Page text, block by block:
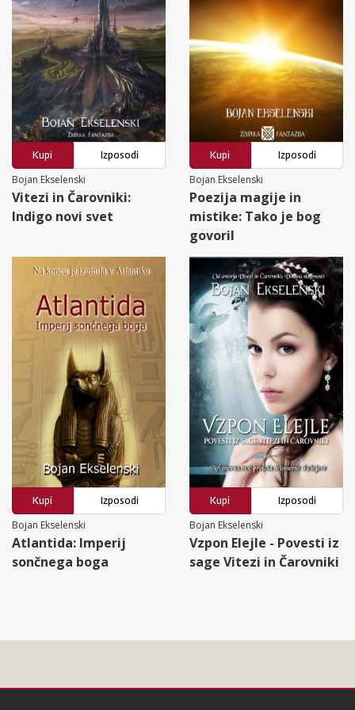
Kupi
Izposodi
Bojan Ekselenski
Vitezi in Čarovniki:
Indigo novi svet
Kupi
Izposodi
Bojan Ekselenski
Poezija magije in
mistike: Tako je bog
govoril
Kupi
Izposodi
Bojan Ekselenski
Atlantida: Imperij
sončnega boga
Kupi
Izposodi
Bojan Ekselenski
Vzpon Elejle - Povesti iz
sage Vitezi in Čarovniki